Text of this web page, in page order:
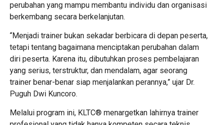
perubahan yang mampu membantu individu dan organisasi
berkembang secara berkelanjutan.
“Menjadi trainer bukan sekadar berbicara di depan peserta,
tetapi tentang bagaimana menciptakan perubahan dalam
diri peserta. Karena itu, dibutuhkan proses pembelajaran
yang serius, terstruktur, dan mendalam, agar seorang
trainer benar-benar siap menjalankan perannya,” ujar Dr.
Puguh Dwi Kuncoro.
Melalui program ini, KLTC® menargetkan lahirnya trainer